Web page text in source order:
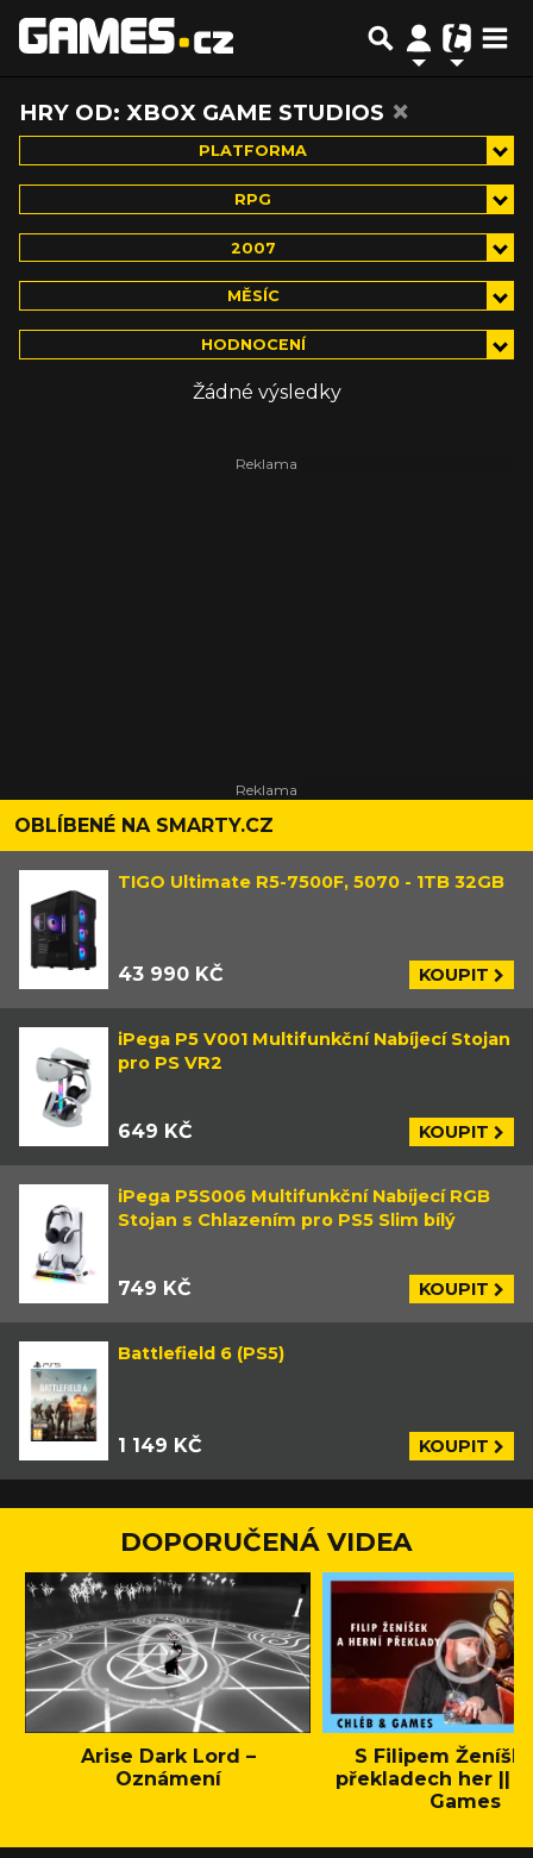
HRY OD: XBOX GAME STUDIOS ×
PLATFORMA
RPG
2007
MĚSÍC
HODNOCENÍ
Žádné výsledky
OBLÍBENÉ NA SMARTY.CZ
TIGO Ultimate R5-7500F, 5070 - 1TB 32GB
43 990 KČ KOUPIT
iPega P5 V001 Multifunkční Nabíjecí Stojan
pro PS VR2
649 KČ KOUPIT
iPega P5S006 Multifunkční Nabíjecí RGB
Stojan s Chlazením pro PS5 Slim bílý
749 KČ KOUPIT
Battlefield 6 (PS5)
1 149 KČ KOUPIT
DOPORUČENÁ VIDEA
Arise Dark Lord –
Oznámení
S Filipem
překladech her ||
Games